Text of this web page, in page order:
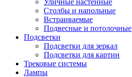
Уличные настенные
Столбы и напольные
Встраиваемые
Подвесные и потолочные
Подсветки
Подсветки для зеркал
Подсветки для картин
Трековые системы
Лампы